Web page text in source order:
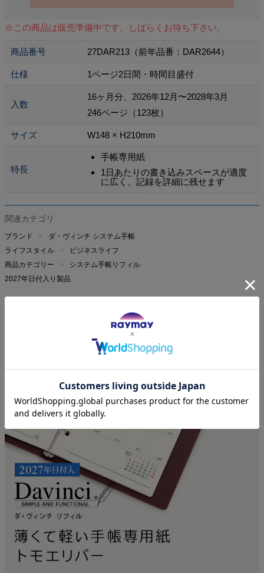
※この商品は販売準備中です。しばらくお待ち下さい。
商品番号 27DAR213（前年品番：DAR2644）
仕様 1ページ2日間・時間目盛付
入数
16ヶ月分、2026年12月〜2028年3月
246ページ（123枚）
サイズ W148 × H210mm
特長
手帳専用紙
1日あたりの書き込みスペースが適度
に広く、記録を詳細に残せます
関連カテゴリ
ブランド
ダ・ヴィンチ システム手帳
ライフスタイル
ビジネスライフ
商品カテゴリー
システム手帳リフィル
2027年日付入り製品